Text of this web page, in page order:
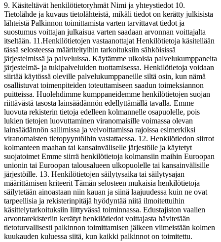
9. Käsiteltävät henkilötietoryhmät Nimi ja yhteystiedot 10.
Tietolähde ja kuvaus tietolähteistä, mikäli tiedot on kerätty julkisista
lähteistä Palkinnon toimittamista varten tarvittavat tiedot ja
suostumus voittajan julkaisua varten saadaan arvonnan voittajalta
itseltään. 11.Henkilötietojen vastaanottajat Henkilötietoja käsitellään
tässä selosteessa määriteltyihin tarkoituksiin sähköisissä
järjestelmissä ja palveluissa. Käytämme ulkoisia palvelukumppaneita
järjestelmä- ja tukipalveluiden tuottamisessa. Henkilötietoja voidaan
siirtää käytössä oleville palvelukumppaneille siltä osin, kun nämä
osallistuvat toimenpiteiden toteuttamiseen saadun toimeksiannon
puitteissa. Huolehdimme kumppaneidemme henkilötietojen suojan
riittävästä tasosta lainsäädännön edellyttämällä tavalla. Emme
luovuta rekisterin tietoja edelleen kolmannelle osapuolelle, pois
lukien tietojen luovuttaminen viranomaisille voimassa olevan
lainsäädännön sallimissa ja velvoittamissa rajoissa esimerkiksi
viranomaisten tietopyyntöihin vastattaessa. 12. Henkilötiedon siirrot
kolmanteen maahan tai kansainväliselle järjestölle ja käytetyt
suojatoimet Emme siirrä henkilötietoja kolmansiin maihin Euroopan
unionin tai Euroopan talousalueen ulkopuolelle tai kansainvälisille
järjestöille. 13. Henkilötietojen säilytysaika tai säilytysajan
määrittämisen kriteerit Tämän selosteen mukaisia henkilötietoja
säilytetään ainoastaan niin kauan ja siinä laajuudessa kuin ne ovat
tarpeellisia ja rekisterinpitäjä hyödyntää niitä ilmoitettuihin
käsittelytarkoituksiin liittyvässä toiminnassa. Edustajiston vaalien
arvontarekisteriin kerätyt henkilötiedot voittajasta hävitetään
tietoturvallisesti palkinnon toimittamisen jälkeen viimeistään kolmen
kuukauden kuluessa siitä, kun kaikki palkinnot on toimitettu.